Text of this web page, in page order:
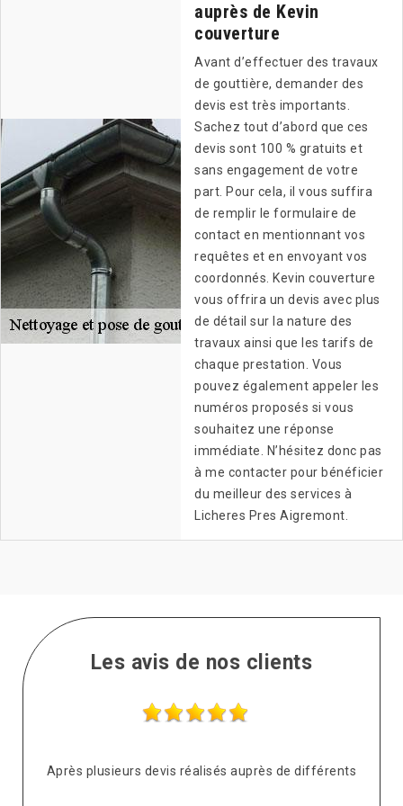
auprès de Kevin
couverture
Avant d’effectuer des travaux
de gouttière, demander des
devis est très importants.
Sachez tout d’abord que ces
devis sont 100 % gratuits et
sans engagement de votre
part. Pour cela, il vous suffira
de remplir le formulaire de
contact en mentionnant vos
requêtes et en envoyant vos
coordonnés. Kevin couverture
vous offrira un devis avec plus
de détail sur la nature des
travaux ainsi que les tarifs de
chaque prestation. Vous
pouvez également appeler les
numéros proposés si vous
souhaitez une réponse
immédiate. N’hésitez donc pas
à me contacter pour bénéficier
du meilleur des services à
Licheres Pres Aigremont.
Les avis de nos clients
Sympa, réactif et qualité prix correct.